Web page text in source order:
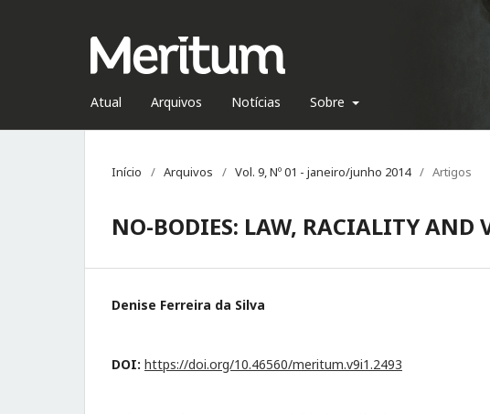
Atual Arquivos Notícias Sobre
Início / Arquivos / Vol. 9, Nº 01 - janeiro/junho 2014 / Artigos
NO-BODIES: LAW, RACIALITY AND
Denise Ferreira da Silva
DOI: https://doi.org/10.46560/meritum.v9i1.2493